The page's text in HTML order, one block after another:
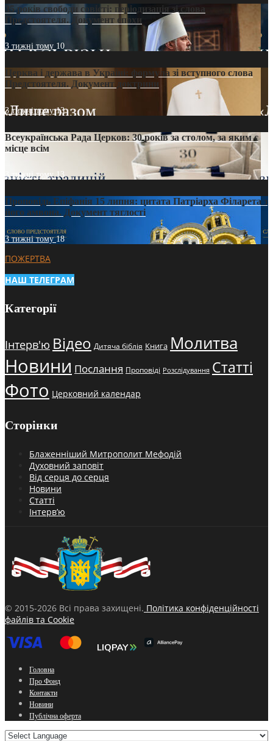
35 років свободи совісті: періодизація зі слова
Предстоятеля. Документ епохи
3 тижні тому 10
Церква і держава в Україні: формула зі вступного слова
Предстоятеля. Документ доктрини
3 тижні тому13
Всеукраїнська Рада Церков: 30 років за столом, за яким є
місце всім
3 тижні тому13
Проповідь Епіфанія 15 липня: цитата Патріарха Філарета з
його амвона. Документ тяглості
3 тижні тому18
ПОЖЕРТВА
НАШ ТЕЛЕГРАМ
Категорії
Інтерв'ю Відео Дитяча біблія Книга Молитва
Новини Послання Проповіді Розслідування Статті
Фото Церковний календар
Сторінки
Блаженніший Митрополит Мефодій
Духовний заповіт
Від серця до серця
Новини
Статті
Інтерв’ю
© 2015-2026 Всі права захищені. Політика конфіденційності
файлів та Cookie
Головна
Про Фонд
Контакти
Новини
Публічна оферта